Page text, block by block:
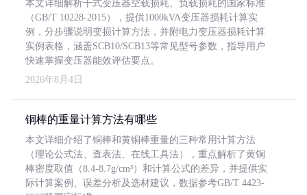
本文详细解析干式变压器空载损耗、负载损耗的国家标准
（GB/T 10228-2015），提供1000kVA变压器损耗计算实
例，分步骤说明变损计算方法，并附电力变压器损耗计算
实例表格，涵盖SCB10/SCB13等常见型号参数，指导用户
快速掌握变压器能效评估要点。
2026年8月4日
铜棒的重量计算方法有哪些
本文详细介绍了铜棒和黄铜棒重量的三种常用计算方法
（理论公式法、查表法、在线工具法），重点解析了黄铜
棒密度取值（8.4-8.7g/cm³）和计算公式的差异，并提供实
际计算案例、误差分析及选材建议，数据参考GB/T 4423-